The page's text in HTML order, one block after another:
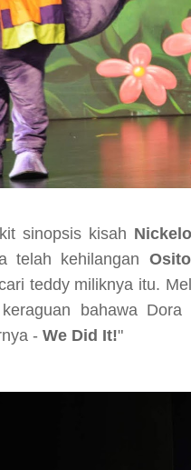
sinopsis kisah
telah kehilangan
teddy miliknya itu.
bahawa
- We Did It!"